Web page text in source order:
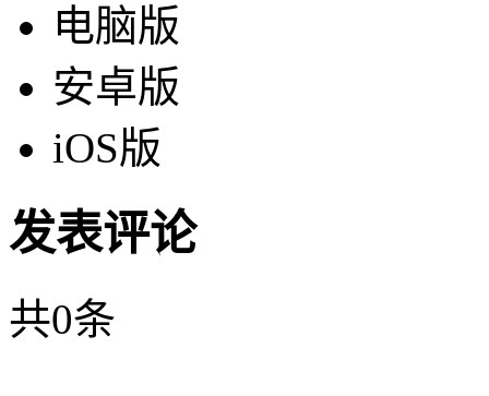
电脑版
安卓版
iOS版
发表评论
共0条